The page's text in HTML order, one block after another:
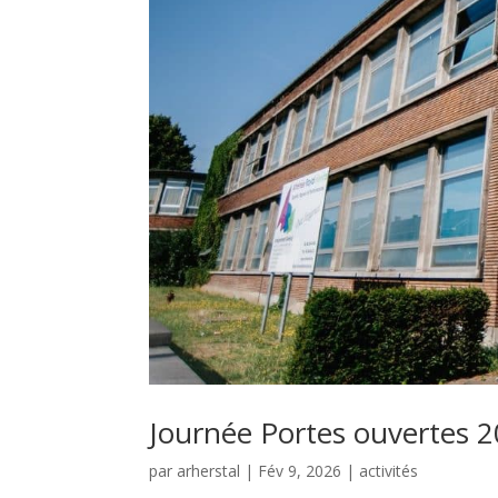
Journée Portes ouvertes
par arherstal | Fév 9, 2026 | activités